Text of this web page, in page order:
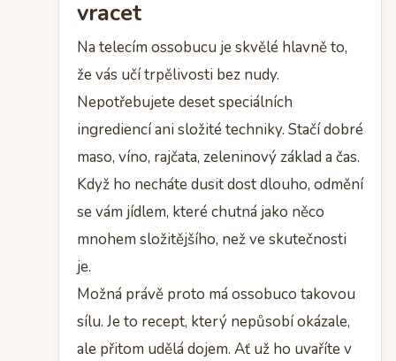
vracet
Na telecím ossobucu je skvělé hlavně to,
že vás učí trpělivosti bez nudy.
Nepotřebujete deset speciálních
ingrediencí ani složité techniky. Stačí dobré
maso, víno, rajčata, zeleninový základ a čas.
Když ho necháte dusit dost dlouho, odmění
se vám jídlem, které chutná jako něco
mnohem složitějšího, než ve skutečnosti
je.
Možná právě proto má ossobuco takovou
sílu. Je to recept, který nepůsobí okázale,
ale přitom udělá dojem. Ať už ho uvaříte v